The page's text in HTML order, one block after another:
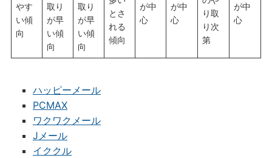
やす
い傾
向
取り
が早
い傾
向
取り
が早
い傾
向
とさ
れる
傾向
が中
心
が中
心
り取
り次
第
が中
心
ハッピーメール
PCMAX
ワクワクメール
Jメール
イククル